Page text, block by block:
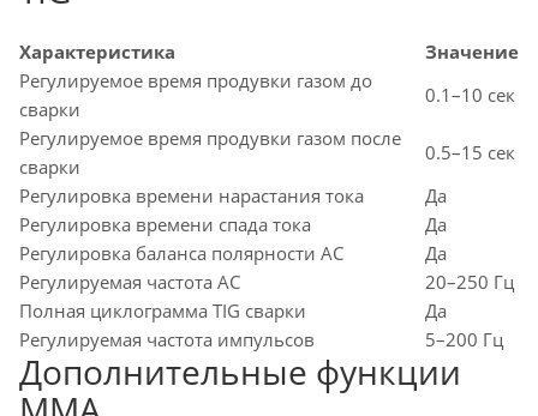
Характеристика
Значение
Регулируемое время продувки газом до
сварки
0.1–10 сек
Регулируемое время продувки газом после
сварки
0.5–15 сек
Регулировка времени нарастания тока
Да
Регулировка времени спада тока
Да
Регулировка баланса полярности AC
Да
Регулируемая частота AC
20–250 Гц
Полная циклограмма TIG сварки
Да
Регулируемая частота импульсов
5–200 Гц
Дополнительные функции